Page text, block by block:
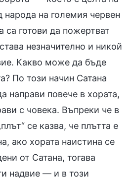
на големия червен
са готови да пожертват
незначително и никой
Какво може да бъде
По този начин Сатана
направи повече в хората,
с човека. Въпреки че в
се казва, че плътта е
ако хората наистина се
от Сатана, тогава
надвие — и в този